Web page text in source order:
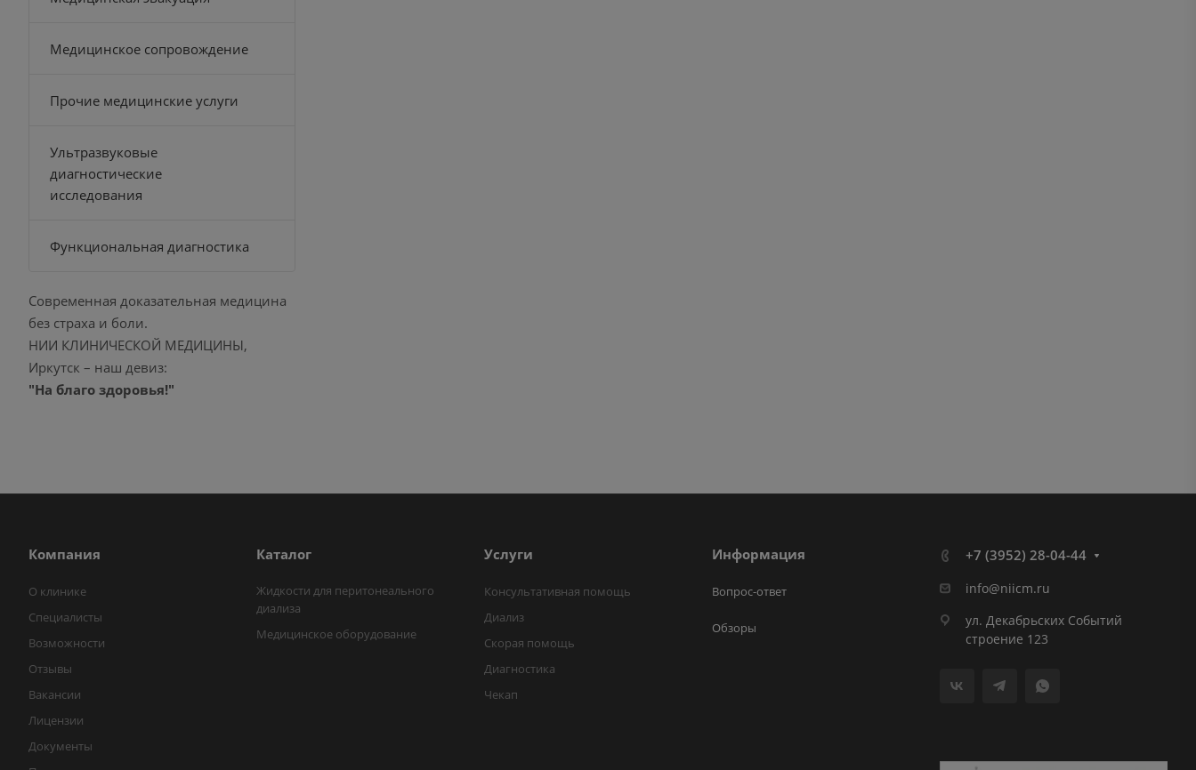
Медицинское сопровождение
Прочие медицинские услуги
Ультразвуковые
диагностические
исследования
Функциональная диагностика
Современная доказательная медицина
без страха и боли.
НИИ КЛИНИЧЕСКОЙ МЕДИЦИНЫ,
Иркутск – наш девиз:
"На благо здоровья!"
Компания
О клинике
Специалисты
Возможности
Отзывы
Вакансии
Лицензии
Документы
Каталог
Жидкости для перитонеального
диализа
Медицинское оборудование
Услуги
Консультативная помощь
Диализ
Скорая помощь
Диагностика
Чекап
Информация
Вопрос-ответ
Обзоры
+7 (3952) 28-04-44
info@niicm.ru
ул. Декабрьских Событий
строение 123